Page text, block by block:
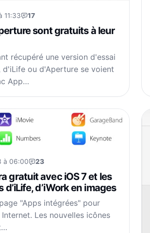
11:33 17
sont gratuits à leur
récupéré une version d'essai
d'iLife ou d'Aperture se voient
App…
à 06:00 23
gratuit avec iOS 7 et les
d’iWork en images
"Apps intégrées" pour
Les nouvelles icônes